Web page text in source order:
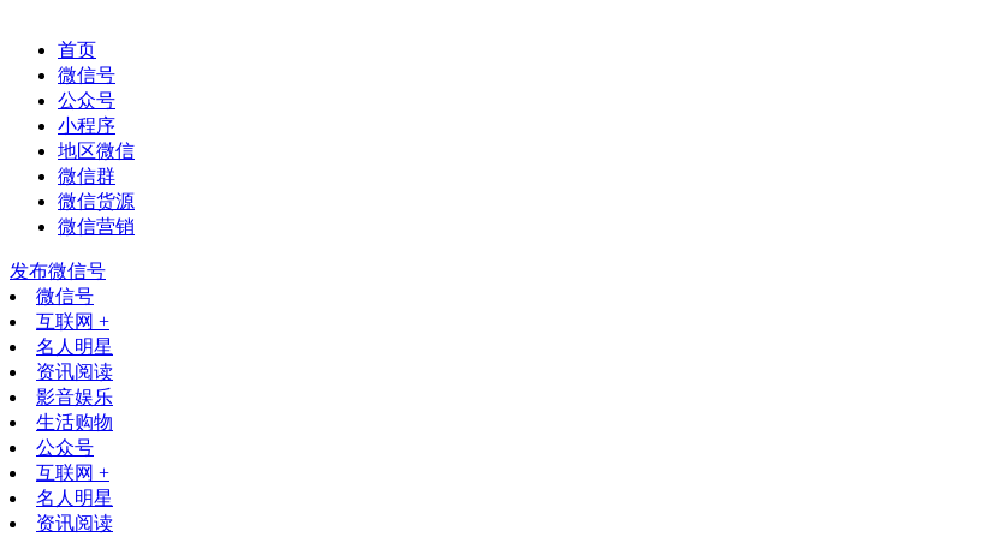
首页
微信号
公众号
小程序
地区微信
微信群
微信货源
微信营销
发布微信号
微信号
互联网 +
名人明星
资讯阅读
影音娱乐
生活购物
公众号
互联网 +
名人明星
资讯阅读